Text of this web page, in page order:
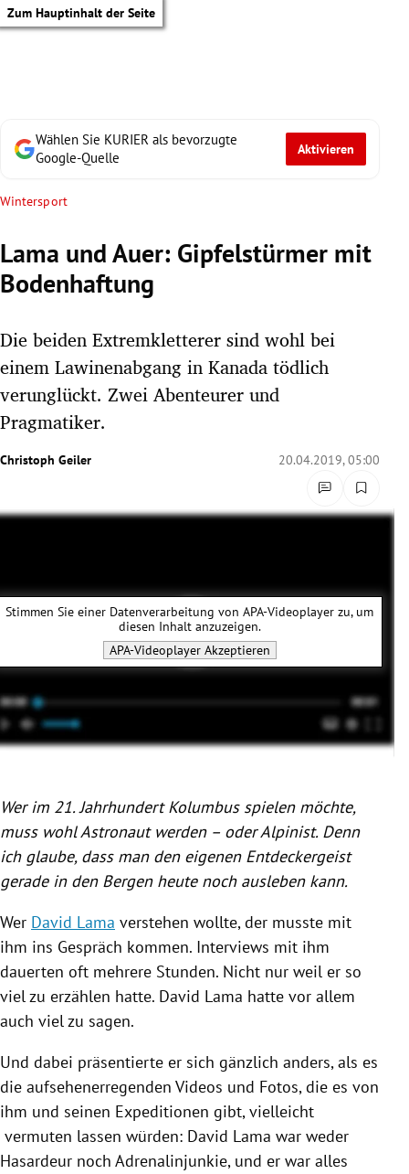
Zum Hauptinhalt der Seite
Untermenü
Untermenü
Untermenü
Untermenü
Untermenü
Untermenü
Untermenü
Untermenü
Wählen Sie KURIER als bevorzugte
Google-Quelle
Aktivieren
Wintersport
Lama und Auer: Gipfelstürmer mit
Bodenhaftung
Die beiden Extremkletterer sind wohl bei
einem Lawinenabgang in Kanada tödlich
verunglückt. Zwei Abenteurer und
Pragmatiker.
Christoph Geiler 20.04.2019, 05:00
Stimmen Sie einer Datenverarbeitung vonAPA-Videoplayer zu, um
diesen Inhalt anzuzeigen.
APA-VideoplayerAkzeptieren
Wer im 21. Jahrhundert Kolumbus spielen möchte,
muss wohl Astronaut werden – oder Alpinist. Denn
ich glaube, dass man den eigenen Entdeckergeist
gerade in den Bergen heute noch ausleben kann.
Wer David Lama verstehen wollte, der musste mit
ihm ins Gespräch kommen. Interviews mit ihm
dauerten oft mehrere Stunden. Nicht nur weil er so
viel zu erzählen hatte. David Lama hatte vor allem
auch viel zu sagen.
Und dabei präsentierte er sich gänzlich anders, als es
die aufsehenerregenden Videos und Fotos, die es von
ihm und seinen Expeditionen gibt, vielleicht
vermuten lassen würden: David Lama war weder
Hasardeur noch Adrenalinjunkie, und er war alles